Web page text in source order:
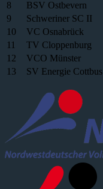
8
BSV Ostbevern
9
Schweriner SC II
10
VC Osnabrück
11
TV Cloppenburg
12
VCO Münster
13
SV Energie Cottbus